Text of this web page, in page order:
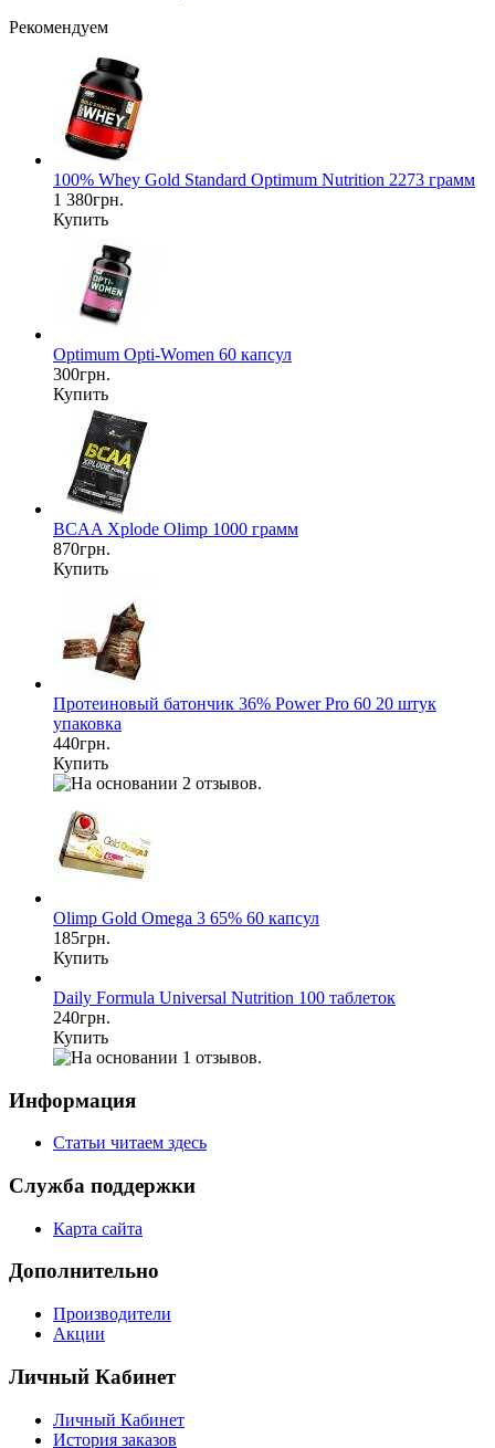
Рекомендуем
100% Whey Gold Standard Optimum Nutrition 2273 грамм
1 380грн.
Купить
Optimum Opti-Women 60 капсул
300грн.
Купить
BCAA Xplode Olimp 1000 грамм
870грн.
Купить
Протеиновый батончик 36% Power Pro 60 20 штук
упаковка
440грн.
Купить
Olimp Gold Omega 3 65% 60 капсул
185грн.
Купить
Daily Formula Universal Nutrition 100 таблеток
240грн.
Купить
Информация
Статьи читаем здесь
Служба поддержки
Карта сайта
Дополнительно
Производители
Акции
Личный Кабинет
Личный Кабинет
История заказов